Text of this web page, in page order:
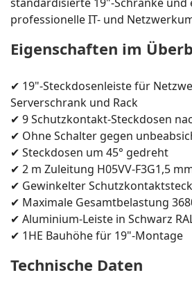
professionelle IT- und
Eigenschaften im
✔ 19"-Steckdosenleiste für
Serverschrank und Rack
✔ 9 Schutzkontakt-Steckdosen
✔ Ohne Schalter gegen
✔ Steckdosen um 45° gedreht
✔ 2 m Zuleitung H05VV-F3G1,5
✔ Gewinkelter
✔ Maximale Gesamtbelastung
✔ Aluminium-Leiste in Schwarz
✔ 1HE Bauhöhe für 19"-Montage
Technische Daten